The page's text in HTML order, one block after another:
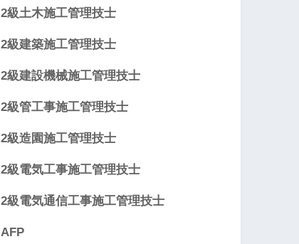
2級土木施工管理技士
2級建築施工管理技士
2級建設機械施工管理技士
2級管工事施工管理技士
2級造園施工管理技士
2級電気工事施工管理技士
2級電気通信工事施工管理技士
AFP